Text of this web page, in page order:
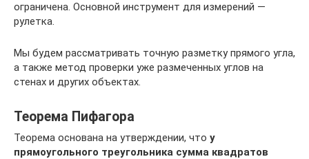
ограничена. Основной инструмент для измерений —
рулетка.
Мы будем рассматривать точную разметку прямого угла,
а также метод проверки уже размеченных углов на
стенах и других объектах.
Теорема Пифагора
Теорема основана на утверждении, что у
прямоугольного треугольника сумма квадратов